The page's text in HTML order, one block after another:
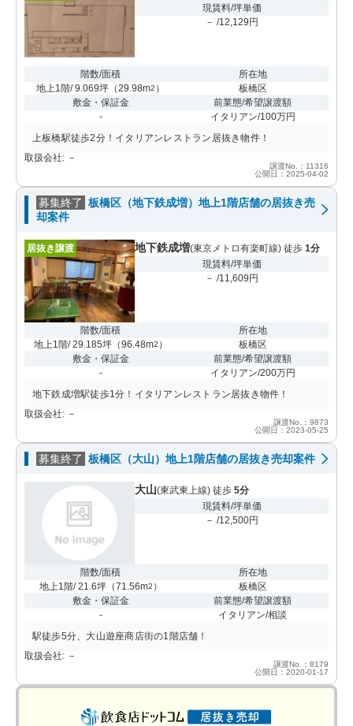
現賃料/坪単価
－ /12,129円
階数/面積
地上1階/ 9.069坪 （29.98m2 ）
所在地
板橋区
敷金・保証金
-
前業態/希望譲渡額
イタリアン/100万円
上板橋駅徒歩2分！イタリアンレストラン居抜き物件！
取扱会社: －
譲渡No.：11316
公開日：2025-04-02
募集終了 板橋区（地下鉄成増）地上1階店舗の居抜き売
却案件
居抜き譲渡 地下鉄成増(東京メトロ有楽町線) 徒歩 1分
現賃料/坪単価
－ /11,609円
階数/面積
地上1階/ 29.185坪（96.48m2 ）
所在地
板橋区
敷金・保証金
-
前業態/希望譲渡額
イタリアン/200万円
地下鉄成増駅徒歩1分！イタリアンレストラン居抜き物件！
取扱会社: －
譲渡No.：9873
公開日：2023-05-25
募集終了 板橋区（大山）地上1階店舗の居抜き売却案件
大山(東武東上線) 徒歩 5分
現賃料/坪単価
－ /12,500円
階数/面積
地上1階/ 21.6坪（71.56m2 ）
所在地
板橋区
敷金・保証金
-
前業態/希望譲渡額
イタリアン/相談
駅徒歩5分、大山遊座商店街の1階店舗！
取扱会社: －
譲渡No.：8179
公開日：2020-01-17